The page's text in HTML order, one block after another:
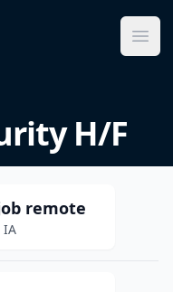
H/F
remote
IA